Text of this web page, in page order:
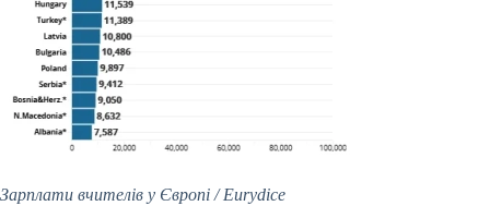
Зарплати вчителів у Європі / Eurydice